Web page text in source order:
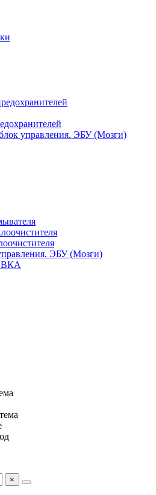
управления. ЭБУ (Мозги)
ЭБУ (Мозги)
×